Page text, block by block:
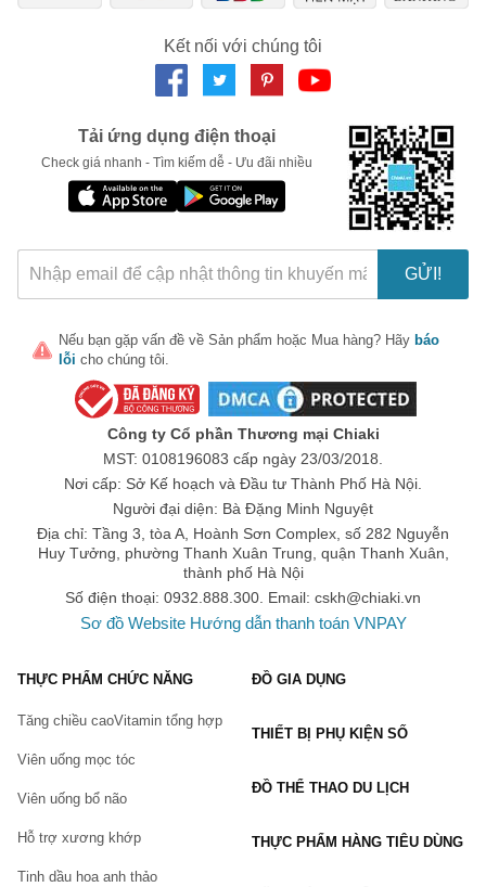
mang đến sự tiện lợi mà còn là mảnh ghép hoàn hảo trong bộ
sưu tập phụ kiện điện tử của bạn. Hãy đặt hàng ngay hôm nay
để trải nghiệm sự khác biệt!
Kết nối với chúng tôi
Tải ứng dụng điện thoại
Check giá nhanh - Tìm kiếm dễ - Ưu đãi nhiều
GỬI!
Nếu bạn gặp vấn đề về Sản phẩm hoặc Mua hàng? Hãy báo
lỗi cho chúng tôi.
Công ty Cổ phần Thương mại Chiaki
MST: 0108196083 cấp ngày 23/03/2018.
Nơi cấp: Sở Kế hoạch và Đầu tư Thành Phố Hà Nội.
Người đại diện: Bà Đặng Minh Nguyệt
Địa chỉ: Tầng 3, tòa A, Hoành Sơn Complex, số 282 Nguyễn
Huy Tưởng, phường Thanh Xuân Trung, quận Thanh Xuân,
thành phố Hà Nội
Số điện thoại: 0932.888.300. Email: cskh@chiaki.vn
Sơ đồ Website Hướng dẫn thanh toán VNPAY
THỰC PHẨM CHỨC NĂNG
Tăng chiều caoVitamin tổng hợp
Viên uống mọc tóc
Viên uống bổ não
Hỗ trợ xương khớp
Tinh dầu hoa anh thảo
ĐỒ GIA DỤNG
THIẾT BỊ PHỤ KIỆN SỐ
ĐỒ THỂ THAO DU LỊCH
THỰC PHẨM HÀNG TIÊU DÙNG
Ngày hết hạn:
LẤY MÃ NGAY